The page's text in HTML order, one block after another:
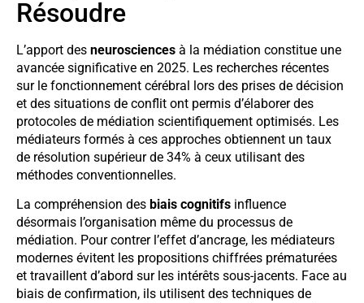
Résoudre
L’apport des neurosciences à la médiation constitue une
avancée significative en 2025. Les recherches récentes
sur le fonctionnement cérébral lors des prises de décision
et des situations de conflit ont permis d’élaborer des
protocoles de médiation scientifiquement optimisés. Les
médiateurs formés à ces approches obtiennent un taux
de résolution supérieur de 34% à ceux utilisant des
méthodes conventionnelles.
La compréhension des biais cognitifs influence
désormais l’organisation même du processus de
médiation. Pour contrer l’effet d’ancrage, les médiateurs
modernes évitent les propositions chiffrées prématurées
et travaillent d’abord sur les intérêts sous-jacents. Face au
biais de confirmation, ils utilisent des techniques de